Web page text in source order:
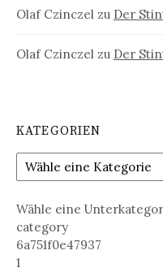
Olaf Czinczel zu Der
Olaf Czinczel zu Der
KATEGORIEN
Wähle eine
category
6a751f0e47937
1